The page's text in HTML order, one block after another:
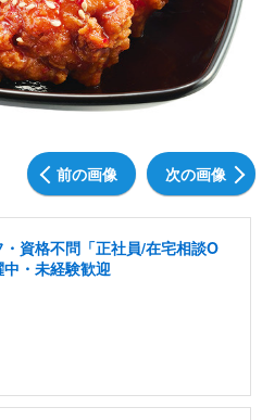
前の画像 次の画像
資格不問「正社員/在宅相談O
・未経験歓迎